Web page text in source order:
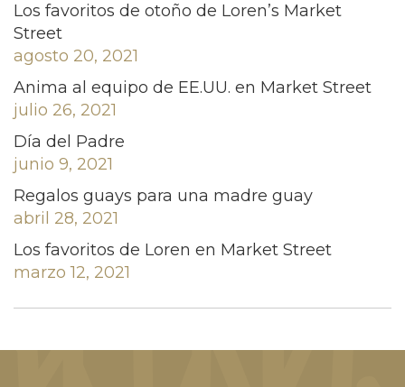
Los favoritos de otoño de Loren’s Market
Street
agosto 20, 2021
Anima al equipo de EE.UU. en Market Street
julio 26, 2021
Día del Padre
junio 9, 2021
Regalos guays para una madre guay
abril 28, 2021
Los favoritos de Loren en Market Street
marzo 12, 2021